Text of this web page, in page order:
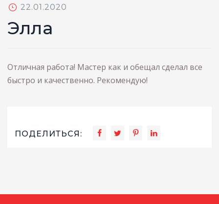
POSTED
22.01.2020
Элла
Отличная работа! Мастер как и обещал сделал все
быстро и качественно. Рекомендую!
ПОДЕЛИТЬСЯ: